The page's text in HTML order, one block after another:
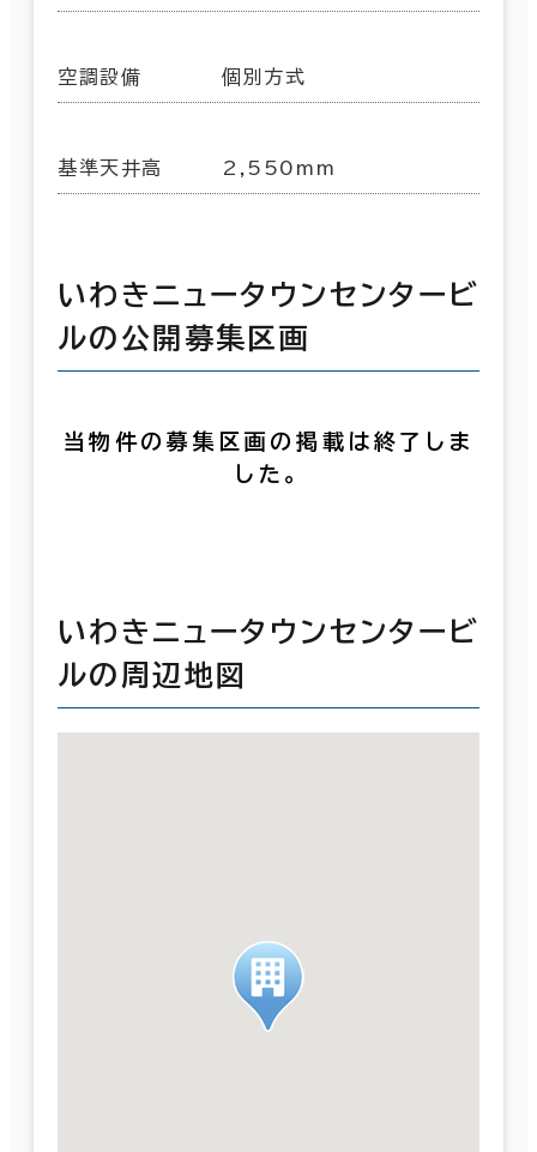
空調設備 個別方式
基準天井高 2,550mm
いわきニュータウンセンタービ
ルの公開募集区画
当物件の募集区画の掲載は終了しま
した。
いわきニュータウンセンタービ
ルの周辺地図